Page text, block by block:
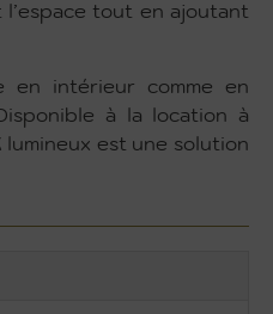
tout en ajoutant
en intérieur comme en
à la location à
est une solution